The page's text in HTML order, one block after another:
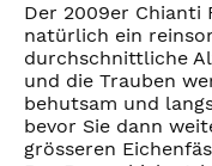
Der 2009er Chianti
natürlich ein
durchschnittliche
und die Trauben
behutsam und
bevor Sie dann
grösseren